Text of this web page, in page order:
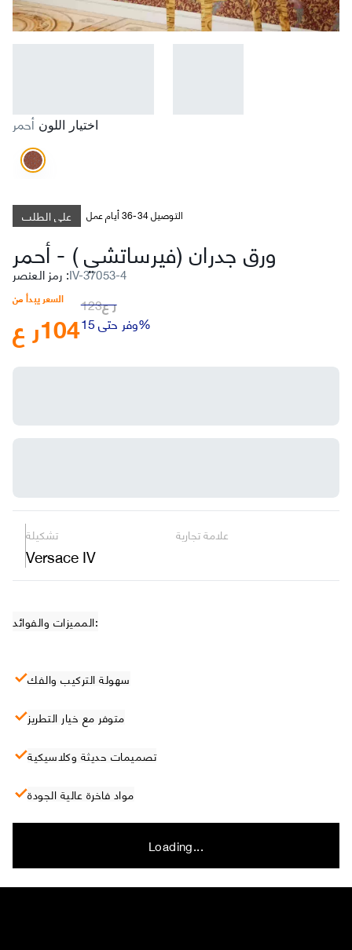
اختيار اللون أحمر
على الطلب التوصيل 34-36 أيام عمل
ورق جدران (فيرساتشي ) -أحمر
:IV-37053-4
السعر يبدأ من
ر ع104
ر ع123
وفر حتى 15%
تشكيلة
Versace IV
علامة تجارية
المميزات والفوائد:
سهولة التركيب والفك
متوفر مع خيار التطريز
تصميمات حديثة وكلاسيكية
مواد فاخرة عالية الجودة
Loading...